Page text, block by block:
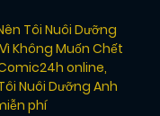
Tôi Nuôi Dưỡng
Không Muốn Chết
online,
Nuôi Dưỡng Anh
phí